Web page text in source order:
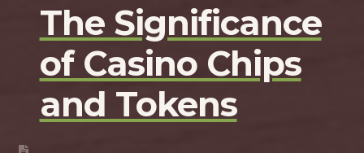
The Significance
of Casino Chips
and Tokens